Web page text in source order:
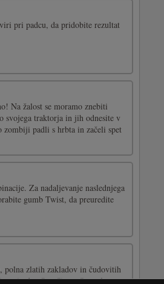
pri padcu, da pridobite rezultat
Na žalost se moramo znebiti
traktorja in jih odnesite v
zombiji padli s hrbta in začeli spet
Za nadaljevanje naslednjega
gumb Twist, da preuredite
polna zlatih zakladov in čudovitih
in dosežete čim več rezultatov